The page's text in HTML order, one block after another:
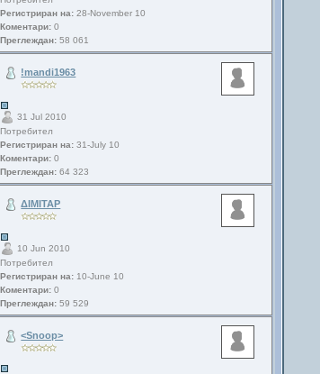
Регистриран на: 28-November 10
Коментари: 0
Преглеждан: 58 061
!mandi1963
31 Jul 2010
Потребител
Регистриран на: 31-July 10
Коментари: 0
Преглеждан: 64 323
ΔΙΜΙΤΑΡ
10 Jun 2010
Потребител
Регистриран на: 10-June 10
Коментари: 0
Преглеждан: 59 529
<Snoop>